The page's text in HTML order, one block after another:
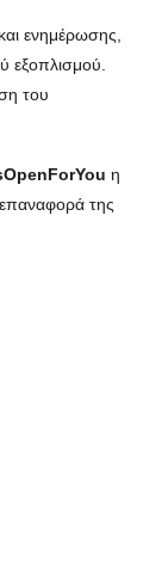
ενημέρωσης,
εξοπλισμού.
του
η
της